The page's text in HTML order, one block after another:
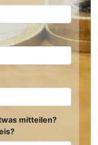
mitteilen?